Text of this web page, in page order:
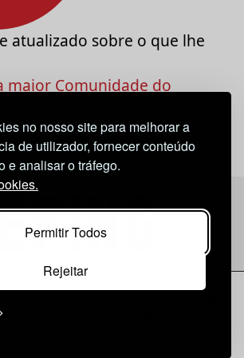
no nosso site para melhorar a
de utilizador, fornecer conteúdo
e analisar o tráfego.
Permitir Todos
Rejeitar
atualizado sobre o que lhe
maior Comunidade do